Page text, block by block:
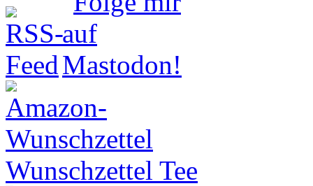
Wunschzettel Tee